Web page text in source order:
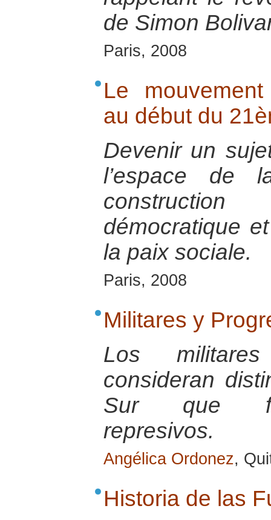
de Simon
Paris, 2008
Le
au début du
Devenir un
l’espace de
démocratique
la paix sociale.
Paris, 2008
Militares y
Los
consideran
Sur que
represivos.
Angélica Ordonez,
Historia de las